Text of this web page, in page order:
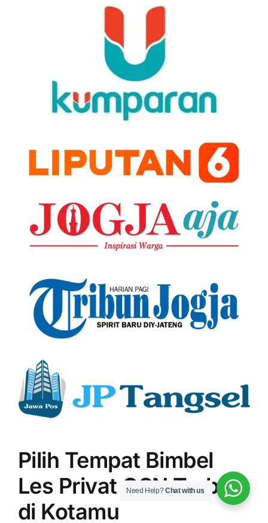
Pilih Tempat Bimbel
Les Privat OSN Terbaik
di Kotamu
Need Help?Chat with us